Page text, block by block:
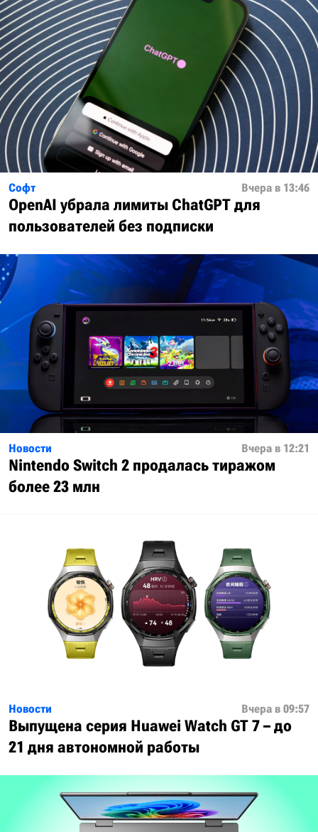
Софт Вчера в 13:46
OpenAI убрала лимиты ChatGPT для
пользователей без подписки
Новости Вчера в 12:21
Nintendo Switch 2 продалась тиражом
более 23 млн
Новости Вчера в 09:57
Выпущена серия Huawei Watch GT 7 – до
21 дня автономной работы